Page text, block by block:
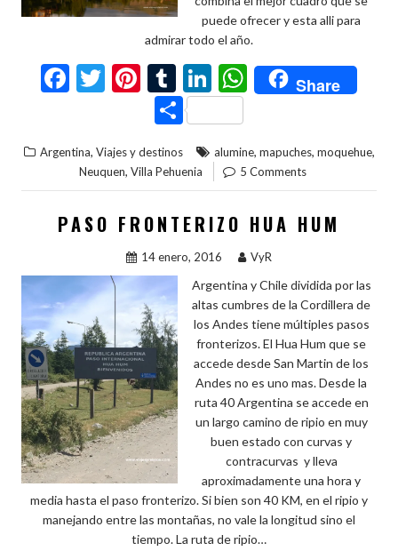
puede ofrecer y esta alli para
admirar todo el año.
F
b
o
o
T
er
Pi
nt
er
es
t
T
u
m
bl
r
Li
n
ke
dI
n
W
h
s
A
p
p
Share
C
o
m
p
ar
ti
r
Argentina, Viajes y destinos alumine, mapuches, moquehue,
Neuquen, Villa Pehuenia 5 Comments
PASO FRONTERIZO HUA HUM
14 enero, 2016 VyR
Argentina y Chile dividida por las
altas cumbres de la Cordillera de
los Andes tiene múltiples pasos
fronterizos. El Hua Hum que se
accede desde San Martin de los
Andes no es uno mas. Desde la
ruta 40 Argentina se accede en
un largo camino de ripio en muy
buen estado con curvas y
contracurvas y lleva
aproximadamente una hora y
media hasta el paso fronterizo. Si bien son 40 KM, en el ripio y
manejando entre las montañas, no vale la longitud sino el
tiempo. La ruta de ripio…